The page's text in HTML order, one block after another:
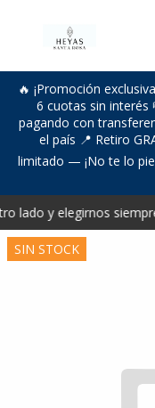
🔥 ¡Promoción
6 cuotas sin interés
pagando con
el país 📍 Retiro
limitado — ¡No te lo
lado y elegirnos
SIN STOCK